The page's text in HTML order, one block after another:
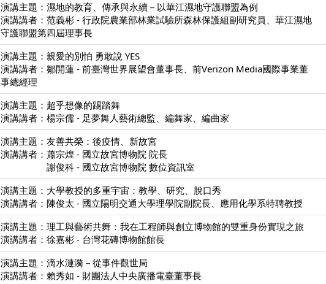
演講主題：濕地的教育、傳承與永續－以華江濕地守護聯盟為例
演講講者：范義彬 - 行政院農業部林業試驗所森林保護組副研究員、華江濕地
守護聯盟第四屆理事長
演講主題：親愛的別怕 勇敢說 YES
演講講者：鄒開蓮 - 前臺灣世界展望會董事長、前Verizon Media國際事業董
事總經理
演講主題：超乎想像的踢踏舞
演講講者：楊宗儒 - 足夢舞人藝術總監、編舞家、編曲家
演講主題：友善共榮：後疫情、新故宮
演講講者：蕭宗煌 - 國立故宮博物院 院長
謝俊科 - 國立故宮博物院 數位資訊室
演講主題：大學教授的多重宇宙：教學、研究、脫口秀
演講講者：陳俊太 - 國立陽明交通大學理學院副院長、應用化學系特聘教授
演講主題：理工與藝術共舞：我在工程師與創立博物館的雙重身份實現之旅
演講講者：徐嘉彬 - 台灣花磚博物館館長
演講主題：滴水漣漪－從事件觀世局
演講講者：賴秀如 - 財團法人中央廣播電臺董事長